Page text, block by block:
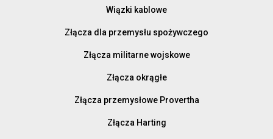
Wiązki kablowe
Złącza dla przemysłu spożywczego
Złącza militarne wojskowe
Złącza okrągłe
Złącza przemysłowe Provertha
Złącza Harting